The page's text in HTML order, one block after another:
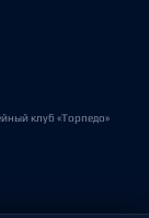
клуб «Торпедо»